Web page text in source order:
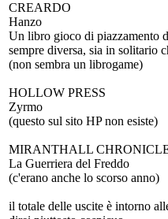
CREARDO
Hanzo
Un libro gioco di piazzamento
sempre diversa, sia in solitario
(non sembra un librogame)
HOLLOW PRESS
Zyrmo
(questo sul sito HP non esiste)
MIRANTHALL
La Guerriera del Freddo
(c'erano anche lo scorso anno)
il totale delle uscite è intorno